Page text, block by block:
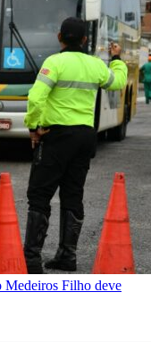
Medeiros Filho deve